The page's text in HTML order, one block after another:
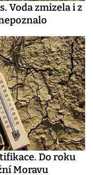
Voda zmizela i z
Do roku
Moravu